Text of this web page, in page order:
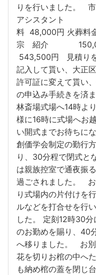
りを行いました。
アシスタント
料 48,000円
宗 紹介
543,500円 見積り
記入して貰い、大正
許可証に変えて貰い
の申込み手続きを済
林斎場式場へ14時よ
様に16時に式場へお
い開式までお待ちに
創価学会制定の勤行
り、30分程で閉式と
は親族控室で通夜振
過ごされました。
り式場内の片付けを
ルなどを打合せを行
した。 定刻12時30
のお勤めを賜り、40
へ移りました。 お
花を切りお棺の中へ
も納め棺の蓋を閉じ